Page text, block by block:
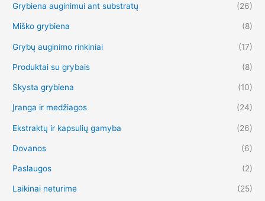
Grybiena auginimui ant substratų (26)
Miško grybiena (8)
Grybų auginimo rinkiniai (17)
Produktai su grybais (8)
Skysta grybiena (10)
Įranga ir medžiagos (24)
Ekstraktų ir kapsulių gamyba (26)
Dovanos (6)
Paslaugos (2)
Laikinai neturime (25)